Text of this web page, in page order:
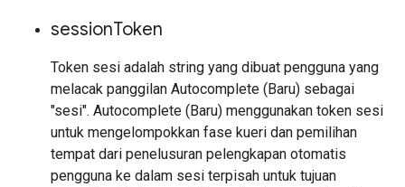
sessionToken
Token sesi adalah string yang dibuat pengguna yang
melacak panggilan Autocomplete (Baru) sebagai
"sesi". Autocomplete (Baru) menggunakan token sesi
untuk mengelompokkan fase kueri dan pemilihan
tempat dari penelusuran pelengkapan otomatis
pengguna ke dalam sesi terpisah untuk tujuan